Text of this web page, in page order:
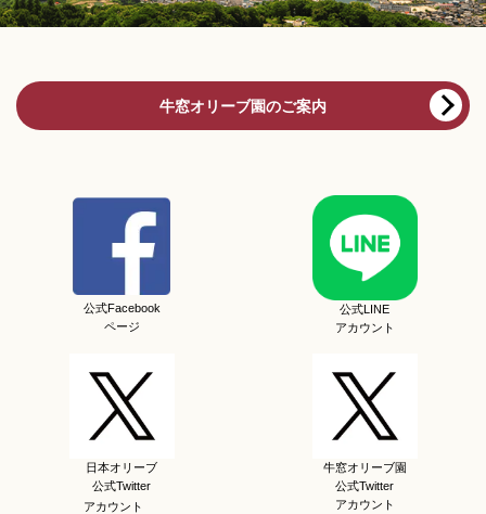
牛窓オリーブ園のご案内
公式Facebook
ページ
公式LINE
アカウント
日本オリーブ
公式Twitter
アカウント
牛窓オリーブ園
公式Twitter
アカウント